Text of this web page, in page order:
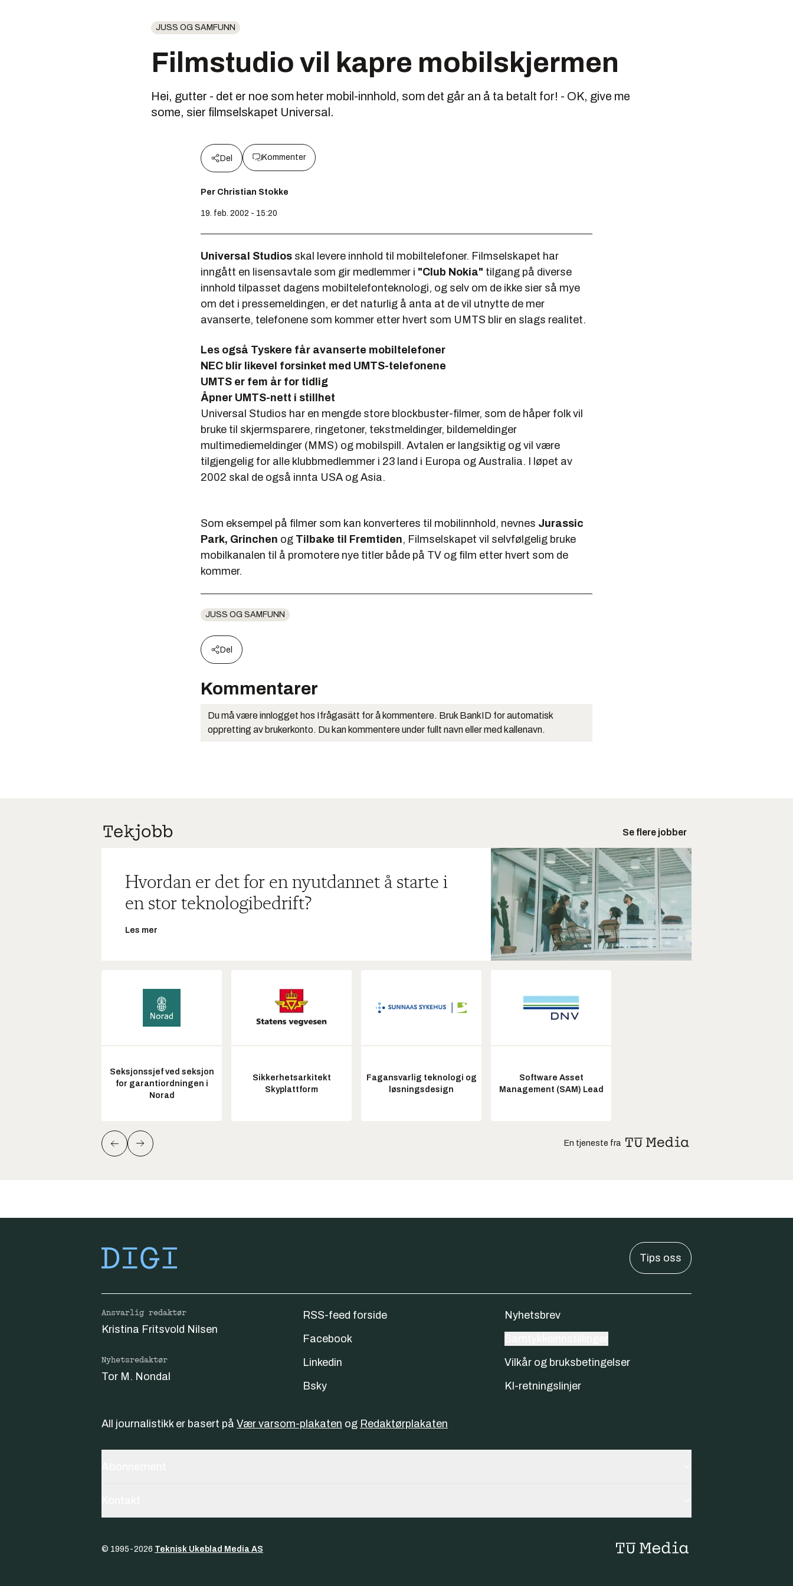
JUSS OG SAMFUNN
Filmstudio vil kapre mobilskjermen
Hei, gutter - det er noe som heter mobil-innhold, som det går an å ta betalt for! - OK, give me
some, sier filmselskapet Universal.
Del Kommenter
Per Christian Stokke
19. feb. 2002 - 15:20
Universal Studios skal levere innhold til mobiltelefoner. Filmselskapet har
inngått en lisensavtale som gir medlemmer i "Club Nokia" tilgang på diverse
innhold tilpasset dagens mobiltelefonteknologi, og selv om de ikke sier så mye
om det i pressemeldingen, er det naturlig å anta at de vil utnytte de mer
avanserte, telefonene som kommer etter hvert som UMTS blir en slags realitet.
Les også Tyskere får avanserte mobiltelefoner
NEC blir likevel forsinket med UMTS-telefonene
UMTS er fem år for tidlig
Åpner UMTS-nett i stillhet
Universal Studios har en mengde store blockbuster-filmer, som de håper folk vil
bruke til skjermsparere, ringetoner, tekstmeldinger, bildemeldinger
multimediemeldinger (MMS) og mobilspill. Avtalen er langsiktig og vil være
tilgjengelig for alle klubbmedlemmer i 23 land i Europa og Australia. I løpet av
2002 skal de også innta USA og Asia.
Som eksempel på filmer som kan konverteres til mobilinnhold, nevnes Jurassic
Park, Grinchen og Tilbake til Fremtiden, Filmselskapet vil selvfølgelig bruke
mobilkanalen til å promotere nye titler både på TV og film etter hvert som de
kommer.
JUSS OG SAMFUNN
Del
Kommentarer
Du må være innlogget hos Ifrågasätt for å kommentere. Bruk BankID for automatisk
oppretting av brukerkonto. Du kan kommentere under fullt navn eller med kallenavn.
Se flere jobber
Hvordan er det for en nyutdannet å starte i
en stor teknologibedrift?
Les mer
Seksjonssjef ved seksjon
for garantiordningen i
Norad
Sikkerhetsarkitekt
Skyplattform
Fagansvarlig teknologi og
løsningsdesign
Software Asset
Management (SAM) Lead
En tjeneste fra
Tips oss
Ansvarlig redaktør
Kristina Fritsvold Nilsen
Nyhetsredaktør
Tor M. Nondal
RSS-feed forside
Facebook
Linkedin
Bsky
Nyhetsbrev
Vilkår og bruksbetingelser
KI-retningslinjer
All journalistikk er basert på Vær varsom-plakaten og Redaktørplakaten
© 1995-2026 Teknisk Ukeblad Media AS